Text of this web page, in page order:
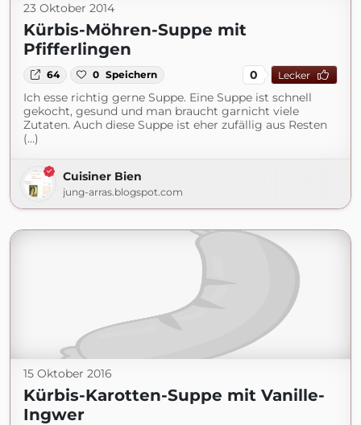
23 Oktober 2014
Kürbis-Möhren-Suppe mit
Pfifferlingen
64 0 Speichern 0 Lecker
Ich esse richtig gerne Suppe. Eine Suppe ist schnell
gekocht, gesund und man braucht garnicht viele
Zutaten. Auch diese Suppe ist eher zufällig aus Resten
(...)
Cuisiner Bien
jung-arras.blogspot.com
15 Oktober 2016
Kürbis-Karotten-Suppe mit Vanille-
Ingwer